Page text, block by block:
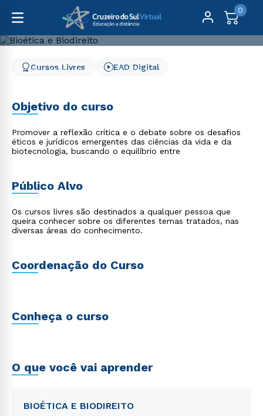
0
Cursos Livres Saúde Bioética e Biodireito
Cursos Livres EAD Digital
Objetivo do curso
Promover a reflexão crítica e o debate sobre os desafios
éticos e jurídicos emergentes das ciências da vida e da
biotecnologia, buscando o equilíbrio entre
Público Alvo
Os cursos livres são destinados a qualquer pessoa que
queira conhecer sobre os diferentes temas tratados, nas
diversas áreas do conhecimento.
Coordenação do Curso
Conheça o curso
O que você vai aprender
BIOÉTICA E BIODIREITO